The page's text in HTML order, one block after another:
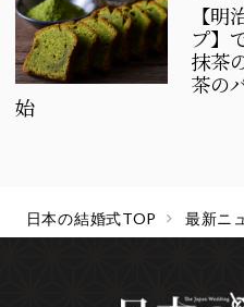
日本の結婚式TOP 最新ニ
【
プ】
抹茶
茶の
始